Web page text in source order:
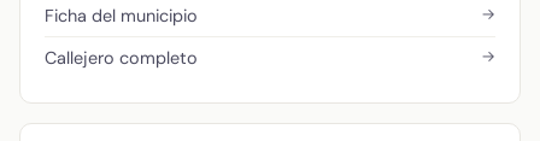
Ficha del municipio →
Callejero completo →